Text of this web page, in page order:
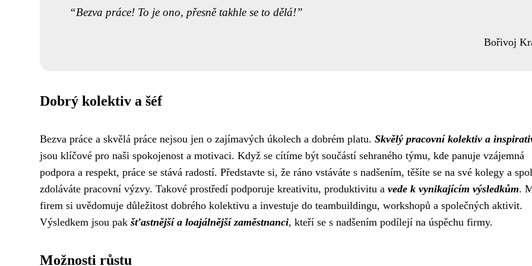
Bezva práce! To je ono, přesně takhle se to dělá!
Bořivoj
Dobrý kolektiv a šéf
Bezva práce a skvělá práce nejsou jen o zajímavých úkolech a dobrém platu. Skvělý pracovní kolektiv a
jsou klíčové pro naši spokojenost a motivaci. Když se cítíme být součástí sehraného týmu, kde panuje vzájemná
podpora a respekt, práce se stává radostí. Představte si, že ráno vstáváte s nadšením, těšíte se na své kolegy a
zdoláváte pracovní výzvy. Takové prostředí podporuje kreativitu, produktivitu a vede k vynikajícím výsledkům.
firem si uvědomuje důležitost dobrého kolektivu a investuje do teambuildingu, workshopů a společných aktivit.
Výsledkem jsou pak šťastnější a loajálnější zaměstnanci, kteří se s nadšením podílejí na úspěchu firmy.
Možnosti růstu